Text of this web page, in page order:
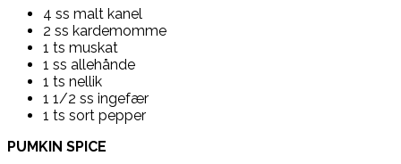
4 ss malt kanel
2 ss kardemomme
1 ts muskat
1 ss allehånde
1 ts nellik
1 1/2 ss ingefær
1 ts sort pepper
PUMKIN SPICE